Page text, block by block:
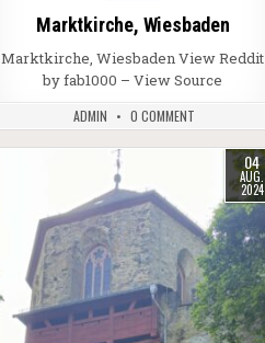
Marktkirche, Wiesbaden
Marktkirche, Wiesbaden View Reddit
by fab1000 – View Source
ADMIN 0 COMMENT
04
AUG.
2024